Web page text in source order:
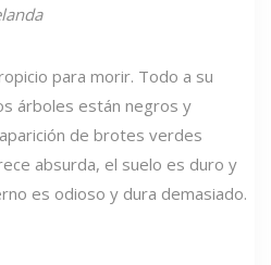
para morir. Todo a su
árboles están negros y
de brotes verdes
absurda, el suelo es duro y
es odioso y dura demasiado.